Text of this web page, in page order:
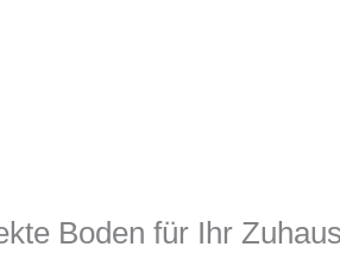
Boden für Ihr